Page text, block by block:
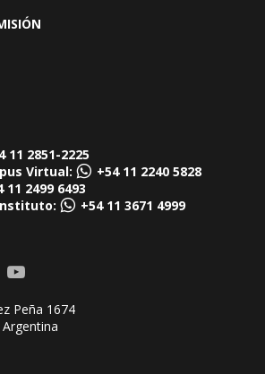
11 2851-2225
Virtual:
+54 11 2240 5828
11 2499 6493
+54 11 3671 4999
Peña 1674
Argentina